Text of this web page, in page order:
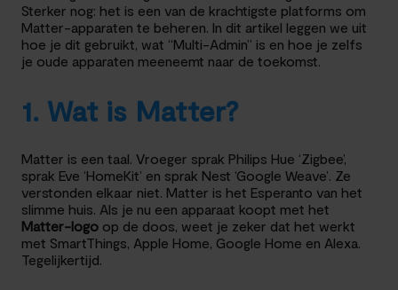
Sterker nog: het is een van de krachtigste platforms om
Matter-apparaten te beheren. In dit artikel leggen we uit
hoe je dit gebruikt, wat “Multi-Admin” is en hoe je zelfs
je oude apparaten meeneemt naar de toekomst.
1. Wat is Matter?
Matter is een taal. Vroeger sprak Philips Hue ‘Zigbee’,
sprak Eve ‘HomeKit’ en sprak Nest ‘Google Weave’. Ze
verstonden elkaar niet. Matter is het Esperanto van het
slimme huis. Als je nu een apparaat koopt met het
Matter-logo op de doos, weet je zeker dat het werkt
met SmartThings, Apple Home, Google Home en Alexa.
Tegelijkertijd.